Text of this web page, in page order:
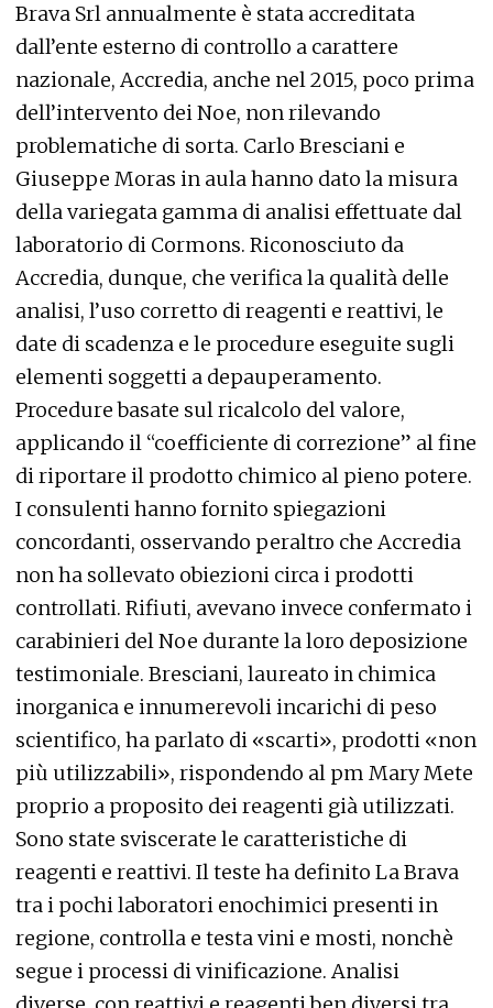
Brava Srl annualmente è stata accreditata
dall’ente esterno di controllo a carattere
nazionale, Accredia, anche nel 2015, poco prima
dell’intervento dei Noe, non rilevando
problematiche di sorta. Carlo Bresciani e
Giuseppe Moras in aula hanno dato la misura
della variegata gamma di analisi effettuate dal
laboratorio di Cormons. Riconosciuto da
Accredia, dunque, che verifica la qualità delle
analisi, l’uso corretto di reagenti e reattivi, le
date di scadenza e le procedure eseguite sugli
elementi soggetti a depauperamento.
Procedure basate sul ricalcolo del valore,
applicando il “coefficiente di correzione” al fine
di riportare il prodotto chimico al pieno potere.
I consulenti hanno fornito spiegazioni
concordanti, osservando peraltro che Accredia
non ha sollevato obiezioni circa i prodotti
controllati. Rifiuti, avevano invece confermato i
carabinieri del Noe durante la loro deposizione
testimoniale. Bresciani, laureato in chimica
inorganica e innumerevoli incarichi di peso
scientifico, ha parlato di «scarti», prodotti «non
più utilizzabili», rispondendo al pm Mary Mete
proprio a proposito dei reagenti già utilizzati.
Sono state sviscerate le caratteristiche di
reagenti e reattivi. Il teste ha definito La Brava
tra i pochi laboratori enochimici presenti in
regione, controlla e testa vini e mosti, nonchè
segue i processi di vinificazione. Analisi